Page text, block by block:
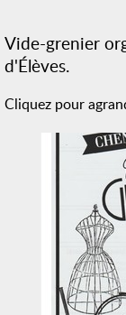
Vide-grenier
d'Élèves.
Cliquez pour